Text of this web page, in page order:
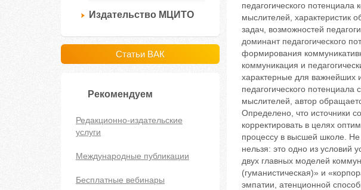
Издательство МЦИТО
Статьи ВАК
Рекомендуем
Редакционно-издательские
услуги
Международные публикации
Бесплатные вебинары
педагогического
мыслителей, характеристик
задач, возможностей
доминант педагогического
формирования
коммуникация и
характерные для важнейших
педагогического
мыслителей, автор
Определено, что источники
корректировать в целях
процессу в высшей школе. Не
нельзя: это одно из условий
двух главных моделей
(гуманистическая)» и
эмпатии, атенционной